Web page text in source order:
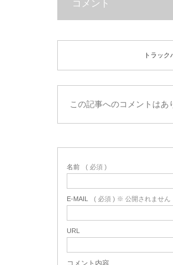
コメント
トラック
この記事へのコメントはあ
名前 ( 必須 )
E-MAIL ( 必須 ) ※ 公開されません
URL